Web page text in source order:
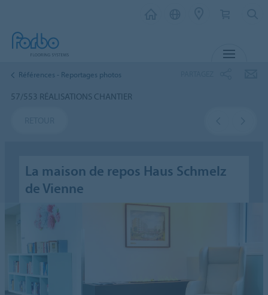
Références - Reportages photos
57/553 RÉALISATIONS CHANTIER
La maison de repos Haus Schmelz
de Vienne